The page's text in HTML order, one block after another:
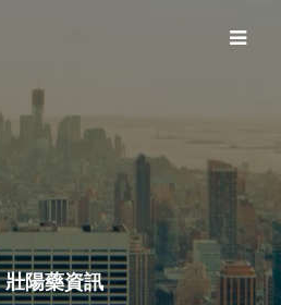
壯陽藥資訊